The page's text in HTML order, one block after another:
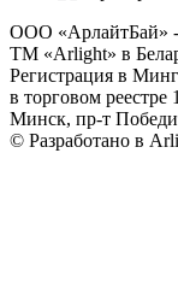
ООО «АрлайтБай»
ТМ «Arlight» в
Регистрация в
в торговом реестре
Минск, пр-т
© Разработано в